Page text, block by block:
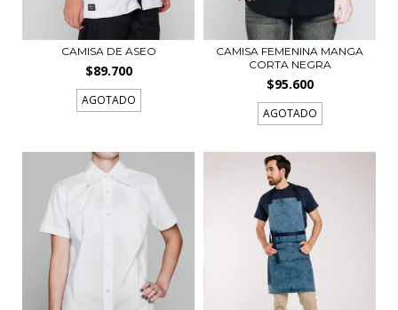
CAMISA DE ASEO
$89.700
AGOTADO
CAMISA FEMENINA MANGA
CORTA NEGRA
$95.600
AGOTADO